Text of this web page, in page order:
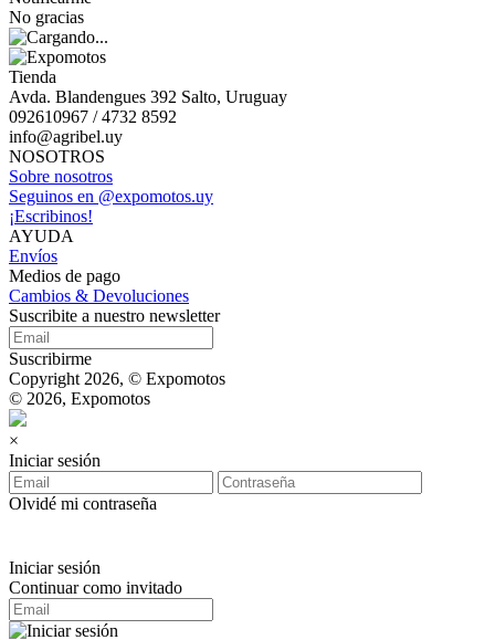
No gracias
Tienda
Avda. Blandengues 392 Salto, Uruguay
092610967 / 4732 8592
info@agribel.uy
NOSOTROS
Sobre nosotros
Seguinos en @expomotos.uy
¡Escribinos!
AYUDA
Envíos
Medios de pago
Cambios & Devoluciones
Suscribite a nuestro newsletter
Suscribirme
Copyright 2026, © Expomotos
© 2026, Expomotos
×
Iniciar sesión
Olvidé mi contraseña
Iniciar sesión
Continuar como invitado